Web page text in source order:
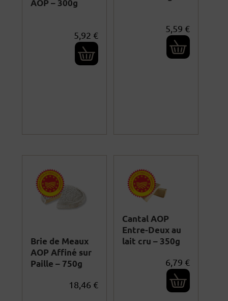
AOP – 300g
5,92 €
5,59 €
Brie de Meaux
AOP Affiné sur
Paille – 750g
18,46 €
Cantal AOP
Entre-Deux au
lait cru – 350g
6,79 €